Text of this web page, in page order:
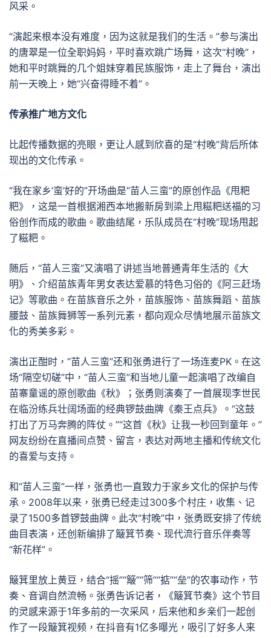
风采。
“演起来根本没有难度，因为这就是我们的生活。”参与演出
的唐翠是一位全职妈妈，平时喜欢跳广场舞，这次“村晚”，
她和平时跳舞的几个姐妹穿着民族服饰，走上了舞台，演出
前一天晚上，她“兴奋得睡不着”。
传承推广地方文化
比起传播数据的亮眼，更让人感到欣喜的是“村晚”背后所体
现出的文化传承。
“我在家乡‘蛮’好的”开场曲是“苗人三蛮”的原创作品《甩粑
粑》，这是一首根据湘西本地搬新房到梁上甩糍粑送福的习
俗创作而成的歌曲。歌曲结尾，乐队成员在“村晚”现场甩起
了糍粑。
随后，“苗人三蛮”又演唱了讲述当地普通青年生活的《大
明》、介绍苗族青年男女表达爱慕的特色习俗的《阿三赶场
记》等歌曲。在苗族音乐之外，苗族服饰、苗族舞蹈、苗族
腰鼓、苗族舞狮等一系列元素，都向观众尽情地展示苗族文
化的秀美多彩。
演出正酣时，“苗人三蛮”还和张勇进行了一场连麦PK。在这
场“隔空切磋”中，“苗人三蛮”和当地儿童一起演唱了改编自
苗寨童谣的原创歌曲《秋》；张勇则演奏了一首展现李世民
在临汾练兵壮阔场面的经典锣鼓曲牌《秦王点兵》。“这鼓
打出了万马奔腾的阵仗。”“这首《秋》让我一秒回到童年。”
网友纷纷在直播间点赞、留言，表达对两地主播和传统文化
的喜爱与支持。
和“苗人三蛮”一样，张勇也一直致力于家乡文化的保护与传
承。2008年以来，张勇已经走过300多个村庄，收集、记
录了1500多首锣鼓曲牌。此次“村晚”中，张勇既安排了传统
曲目表演，还创新编排了簸箕节奏、现代流行音乐伴奏等
“新花样”。
簸箕里放上黄豆，结合“摇”“簸”“筛”“掂”“垒”的农事动作，节
奏、音调自然流畅。张勇告诉记者，《簸箕节奏》这个节目
的灵感来源于1年多前的一次采风，后来他和乡亲们一起创
作了一段簸箕视频，在抖音有1亿多曝光，吸引了好多人来